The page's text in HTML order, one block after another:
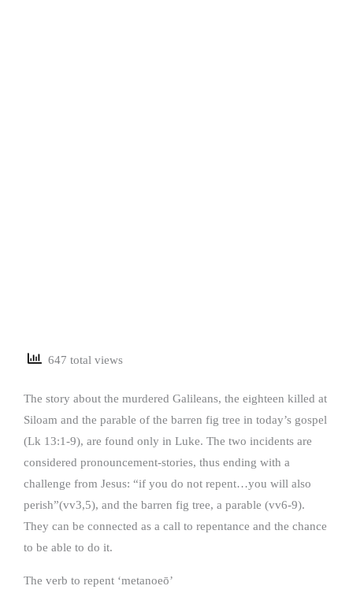
647 total views
The story about the murdered Galileans, the eighteen killed at
Siloam and the parable of the barren fig tree in today’s gospel
(Lk 13:1-9), are found only in Luke. The two incidents are
considered pronouncement-stories, thus ending with a
challenge from Jesus: “if you do not repent…you will also
perish”(vv3,5), and the barren fig tree, a parable (vv6-9).
They can be connected as a call to repentance and the chance
to be able to do it.
The verb to repent ‘metanoeō’